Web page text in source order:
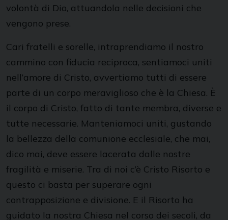
volontà di Dio, attuandola nelle decisioni che
vengono prese.
Cari fratelli e sorelle, intraprendiamo il nostro
cammino con fiducia reciproca, sentiamoci uniti
nell’amore di Cristo, avvertiamo tutti di essere
parte di un corpo meraviglioso che è la Chiesa. È
il corpo di Cristo, fatto di tante membra, diverse e
tutte necessarie. Manteniamoci uniti, gustando
la bellezza della comunione ecclesiale, che mai,
dico mai, deve essere lacerata dalle nostre
fragilità e miserie. Tra di noi c’è Cristo Risorto e
questo ci basta per superare ogni
contrapposizione e divisione. E il Risorto ha
guidato la nostra Chiesa nel corso dei secoli, da